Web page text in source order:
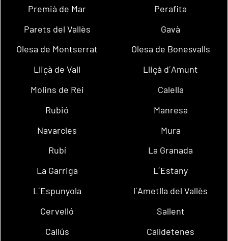
Premià de Mar
Perafita
Parets del Vallès
Gavà
Olesa de Montserrat
Olesa de Bonesvalls
Lliçà de Vall
Lliçà d´Amunt
Molins de Rei
Calella
Rubió
Manresa
Navarcles
Mura
Rubí
La Granada
La Garriga
L´Estany
L´Espunyola
l´Ametlla del Vallès
Cervelló
Sallent
Callús
Calldetenes